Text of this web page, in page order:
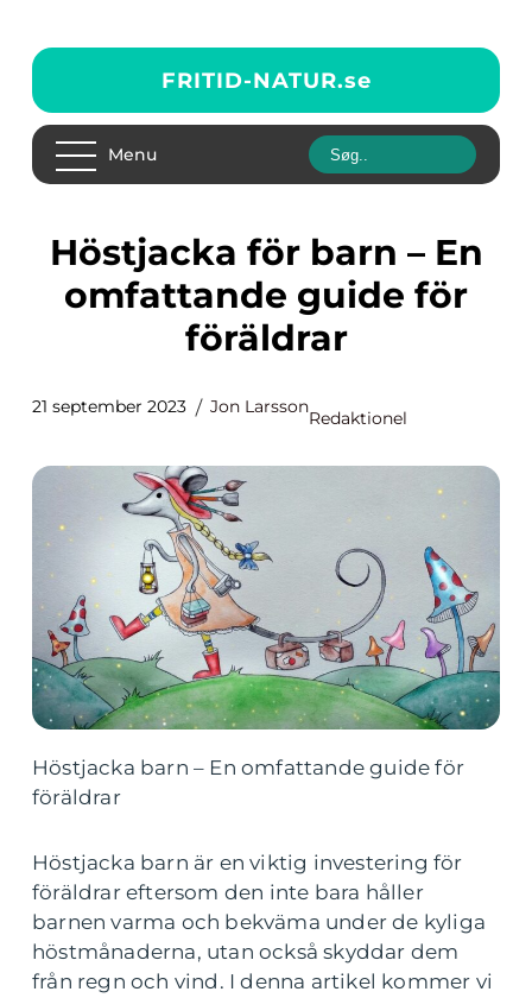
FRITID-NATUR.se
Menu
Höstjacka för barn – En
omfattande guide för
föräldrar
21 september 2023 Jon Larsson
Redaktionel
Höstjacka barn – En omfattande guide för
föräldrar
Höstjacka barn är en viktig investering för
föräldrar eftersom den inte bara håller
barnen varma och bekväma under de kyliga
höstmånaderna, utan också skyddar dem
från regn och vind. I denna artikel kommer vi